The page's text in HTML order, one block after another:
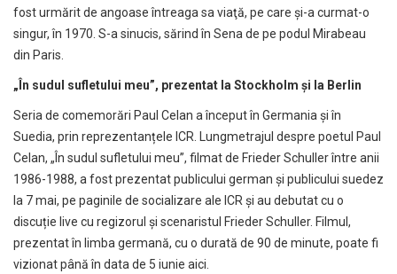
fost urmărit de angoase întreaga sa viaţă, pe care şi-a curmat-o
singur, în 1970. S-a sinucis, sărind în Sena de pe podul Mirabeau
din Paris.
„În sudul sufletului meu”, prezentat la Stockholm și la Berlin
Seria de comemorări Paul Celan a început în Germania și în
Suedia, prin reprezentanțele ICR. Lungmetrajul despre poetul Paul
Celan, „În sudul sufletului meu”, filmat de Frieder Schuller între anii
1986-1988, a fost prezentat publicului german și publicului suedez
la 7 mai, pe paginile de socializare ale ICR și au debutat cu o
discuție live cu regizorul și scenaristul Frieder Schuller. Filmul,
prezentat în limba germană, cu o durată de 90 de minute, poate fi
vizionat până în data de 5 iunie aici